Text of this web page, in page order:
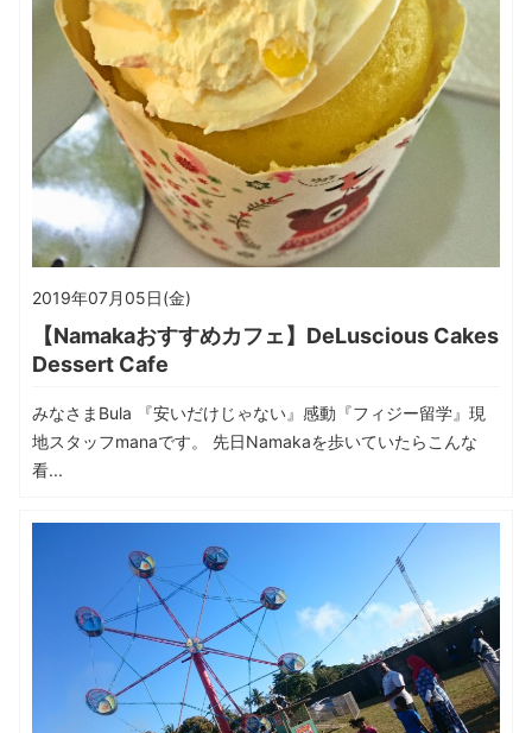
2019年07月05日(金)
【Namakaおすすめカフェ】DeLuscious Cakes
Dessert Cafe
みなさまBula 『安いだけじゃない』感動『フィジー留学』現
地スタッフmanaです。 先日Namakaを歩いていたらこんな
看...